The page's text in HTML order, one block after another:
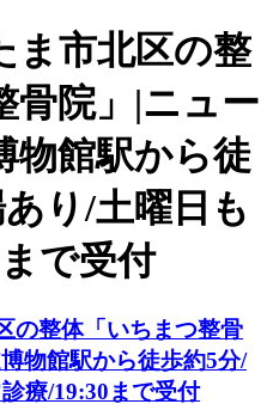
ま市北区の整
骨院」|ニュー
物館駅から徒
り/土曜日も
で受付